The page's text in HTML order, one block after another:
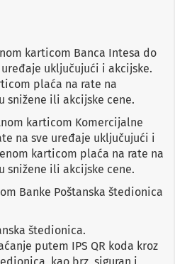
karticom Banca Intesa do
uključujući i akcijske.
plaća na rate na
snižene ili akcijske cene.
karticom Komercijalne
na sve uređaje uključujući i
karticom plaća na rate na
snižene ili akcijske cene.
Banke Poštanska štedionica
štedionica.
putem IPS QR koda kroz